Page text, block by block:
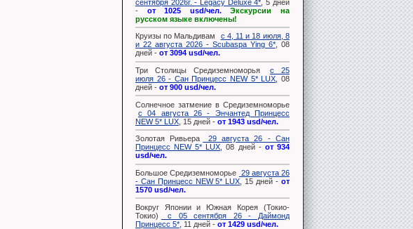
сентября 2026г. - Legacy Deluxe 4* , 5 дней
- от 1025 usd/чел.
Экскурсии на
русском языке включены!
Круизы по Мальдивам
с 4, 11 и 18 июля, 8
и 22 августа 2026 - Scubaspa Ying 6*, 08
дней - от 3094 usd/чел.
Три Столицы Средиземноморья
с 25
июля 26 - Сан Принцесс NEW 5* LUX , 08
дней - от 900 usd/чел.
Солнечное затмение в Средиземноморье
с 04 августа 26 - Энчантед Принцесс
NEW 5* LUX, 15 дней - от 1943 usd/чел.
Золотая Ривьера
29 августа 26 - Сан
Принцесс NEW 5* LUX , 08 дней - от 934
usd/чел.
Большое Средиземноморье 29 августа 26
- Сан Принцесс NEW 5* LUX , 15 дней - от
1570 usd/чел.
Вокруг Японии и Южная Корея (Токио-
Токио)
с 05 сентября 26 - Даймонд
Принцесс 5*, 11 дней - от 1429 usd/чел.